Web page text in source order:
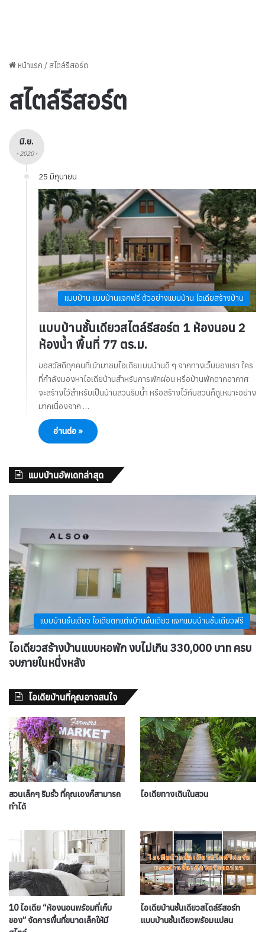
หน้าแรก / สไตล์รีสอร์ต
สไตล์รีสอร์ต
มิ.ย.
- 2020 -
25 มิถุนายน
แบบบ้าน แบบบ้านแจกฟรี ตัวอย่างแบบบ้าน ไอเดียสร้างบ้าน
แบบบ้านชั้นเดียวสไตล์รีสอร์ต 1 ห้องนอน 2
ห้องน้ำ พื้นที่ 77 ตร.ม.
ขอสวัสดีทุกคนที่เข้ามาชมไอเดียแบบบ้านดี ๆ จากทางเว็บของเรา ใคร
ที่กำลังมองหาไอเดียบ้านสำหรับการพักผ่อน หรือบ้านพักตากอากาศ
จะสร้างไว้สำหรับเป็นบ้านสวนริมน้ำ หรือสร้างไว้กับสวนก็ดูเหมาะอย่าง
มากเนื่องจาก …
อ่านต่อ »
แบบบ้านอัพเดทล่าสุด
แบบบ้านชั้นเดียว ไอเดียตกแต่งบ้านชั้นเดียว แจกแบบบ้านชั้นเดียวฟรี
ไอเดียวสร้างบ้านแบบหอพัก งบไม่เกิน 330,000 บาท ครบ
จบภายในหนึ่งหลัง
ไอเดียบ้านที่คุณอาจสนใจ
สวนเล็กๆ ริมรั้ว ที่คุณเองก็สามารถ
ทำได้
ไอเดียทางเดินในสวน
10 ไอเดีย “ห้องนอนพร้อมที่เก็บ
ของ” จัดการพื้นที่ขนาดเล็กให้มี
ไอเดียบ้านชั้นเดียวสไตล์รีสอร์ท
แบบบ้านชั้นเดียวพร้อมแปลน